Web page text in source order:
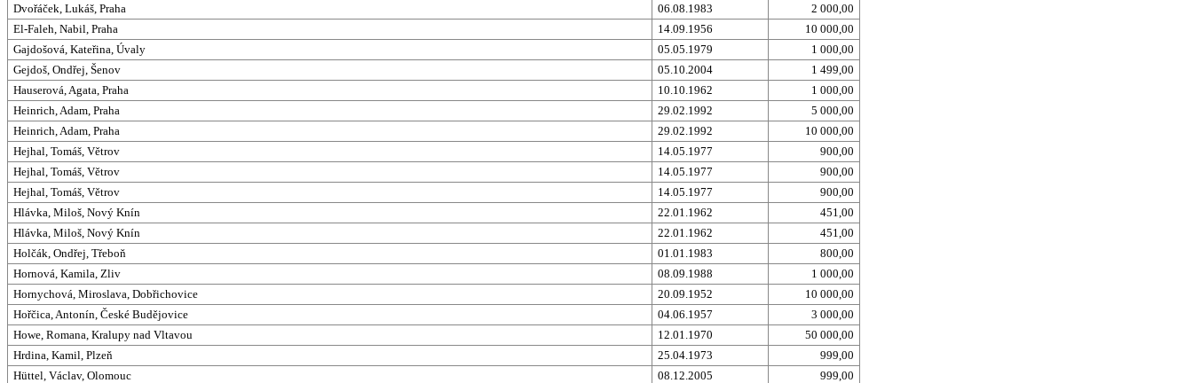
Dvořáček, Lukáš, Praha
06.08.1983
2 000,00
El-Faleh, Nabil, Praha
14.09.1956
10 000,00
Gajdošová, Kateřina, Úvaly
05.05.1979
1 000,00
Gejdoš, Ondřej, Šenov
05.10.2004
1 499,00
Hauserová, Agata, Praha
10.10.1962
1 000,00
Heinrich, Adam, Praha
29.02.1992
5 000,00
Heinrich, Adam, Praha
29.02.1992
10 000,00
Hejhal, Tomáš, Větrov
14.05.1977
900,00
Hejhal, Tomáš, Větrov
14.05.1977
900,00
Hejhal, Tomáš, Větrov
14.05.1977
900,00
Hlávka, Miloš, Nový Knín
22.01.1962
451,00
Hlávka, Miloš, Nový Knín
22.01.1962
451,00
Holčák, Ondřej, Třeboň
01.01.1983
800,00
Hornová, Kamila, Zliv
08.09.1988
1 000,00
Hornychová, Miroslava, Dobřichovice
20.09.1952
10 000,00
Hořčica, Antonín, České Budějovice
04.06.1957
3 000,00
Howe, Romana, Kralupy nad Vltavou
12.01.1970
50 000,00
Hrdina, Kamil, Plzeň
25.04.1973
999,00
Hüttel, Václav, Olomouc
08.12.2005
999,00